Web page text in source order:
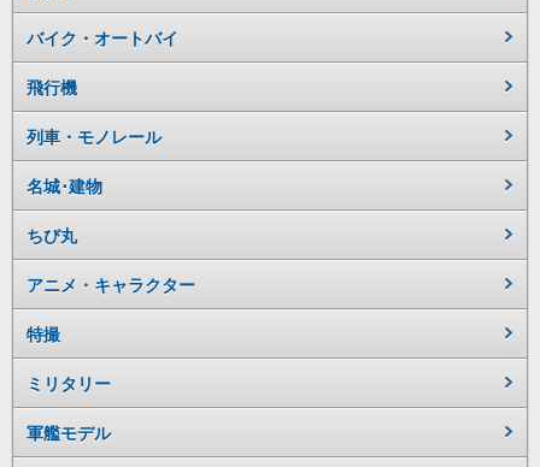
バイク・オートバイ
飛行機
列車・モノレール
名城･建物
ちび丸
アニメ・キャラクター
特撮
ミリタリー
軍艦モデル